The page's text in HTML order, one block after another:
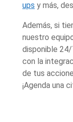
ups y más,
Además, si
nuestro
disponible
con la
de tus
¡Agenda una